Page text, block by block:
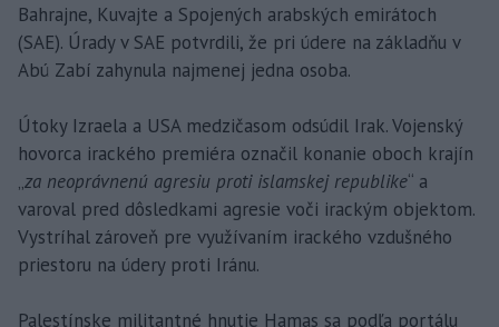
Bahrajne, Kuvajte a Spojených arabských emirátoch
(SAE). Úrady v SAE potvrdili, že pri údere na základňu v
Abú Zabí zahynula najmenej jedna osoba.
Útoky Izraela a USA medzičasom odsúdil Irak. Vojenský
hovorca irackého premiéra označil konanie oboch krajín
„za neoprávnenú agresiu proti islamskej republike“ a
varoval pred dôsledkami agresie voči irackým objektom.
Vystríhal zároveň pre využívaním irackého vzdušného
priestoru na údery proti Iránu.
Palestínske militantné hnutie Hamas sa podľa portálu